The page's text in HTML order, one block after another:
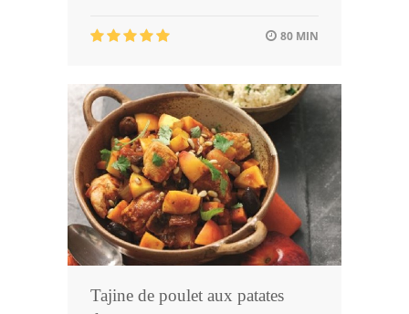
80 MIN
Tajine de poulet aux patates